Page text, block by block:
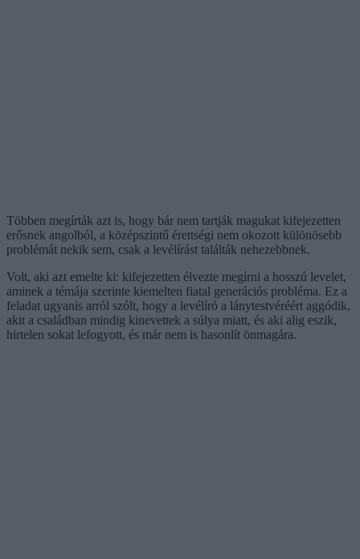
Többen megírták azt is, hogy bár nem tartják magukat kifejezetten
erősnek angolból, a középszintű érettségi nem okozott különösebb
problémát nekik sem, csak a levélírást találták nehezebbnek.
Volt, aki azt emelte ki: kifejezetten élvezte megírni a hosszú levelet,
aminek a témája szerinte kiemelten fiatal generációs probléma. Ez a
feladat ugyanis arról szólt, hogy a levélíró a lánytestvéréért aggódik,
akit a családban mindig kinevettek a súlya miatt, és aki alig eszik,
hirtelen sokat lefogyott, és már nem is hasonlít önmagára.